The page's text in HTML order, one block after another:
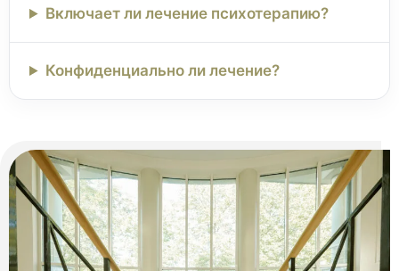
Включает ли лечение психотерапию?
Конфиденциально ли лечение?